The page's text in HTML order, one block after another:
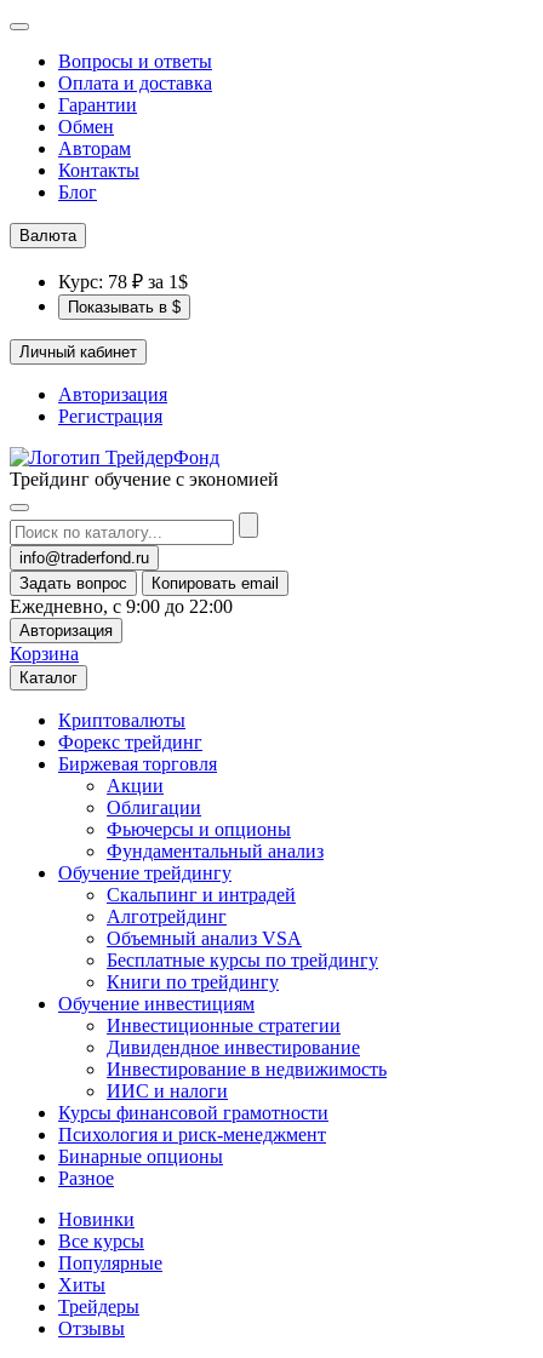
Вопросы и ответы
Оплата и доставка
Гарантии
Обмен
Авторам
Контакты
Блог
Валюта
Курс: 78 ₽ за 1$
Показывать в $
Личный кабинет
Авторизация
Регистрация
Трейдинг обучение с экономией
info@traderfond.ru
Задать вопрос
Копировать email
Ежедневно, с 9:00 до 22:00
Авторизация
Корзина
Каталог
Криптовалюты
Форекс трейдинг
Биржевая торговля
Акции
Облигации
Фьючерсы и опционы
Фундаментальный анализ
Обучение трейдингу
Скальпинг и интрадей
Алготрейдинг
Объемный анализ VSA
Бесплатные курсы по трейдингу
Книги по трейдингу
Обучение инвестициям
Инвестиционные стратегии
Дивидендное инвестирование
Инвестирование в недвижимость
ИИС и налоги
Курсы финансовой грамотности
Психология и риск-менеджмент
Бинарные опционы
Разное
Новинки
Все курсы
Популярные
Хиты
Трейдеры
Отзывы